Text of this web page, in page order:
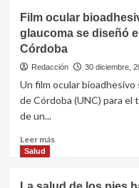
consulta
médica
es
el
paso
para
salud
viajar
Film ocular
glaucoma se diseñó
Córdoba
Redacción 30 diciembre,
Un film ocular bioadhesivo
de Córdoba (UNC) para
de un...
Leer másLeer
Salud